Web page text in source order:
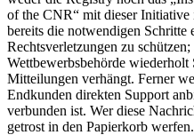
of the CNR“ mit dieser
bereits die notwendigen Schritte
Rechtsverletzungen zu
Wettbewerbsbehörde wiederholt
Mitteilungen verhängt. Ferner
Endkunden direkten Support
verbunden ist. Wer diese
getrost in den Papierkorb werfen.